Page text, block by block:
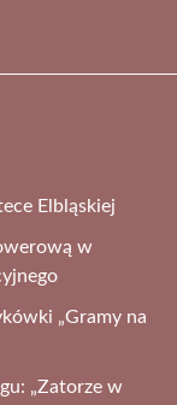
Elbląskiej
w
„Gramy na
„Zatorze w